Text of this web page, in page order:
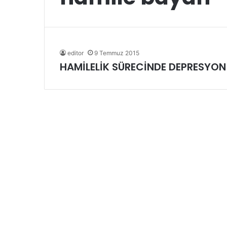
editor 9 Temmuz 2015
HAMİLELİK SÜRECİNDE DEPRESYON